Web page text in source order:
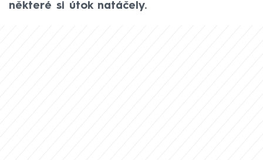
některé si útok natáčely.